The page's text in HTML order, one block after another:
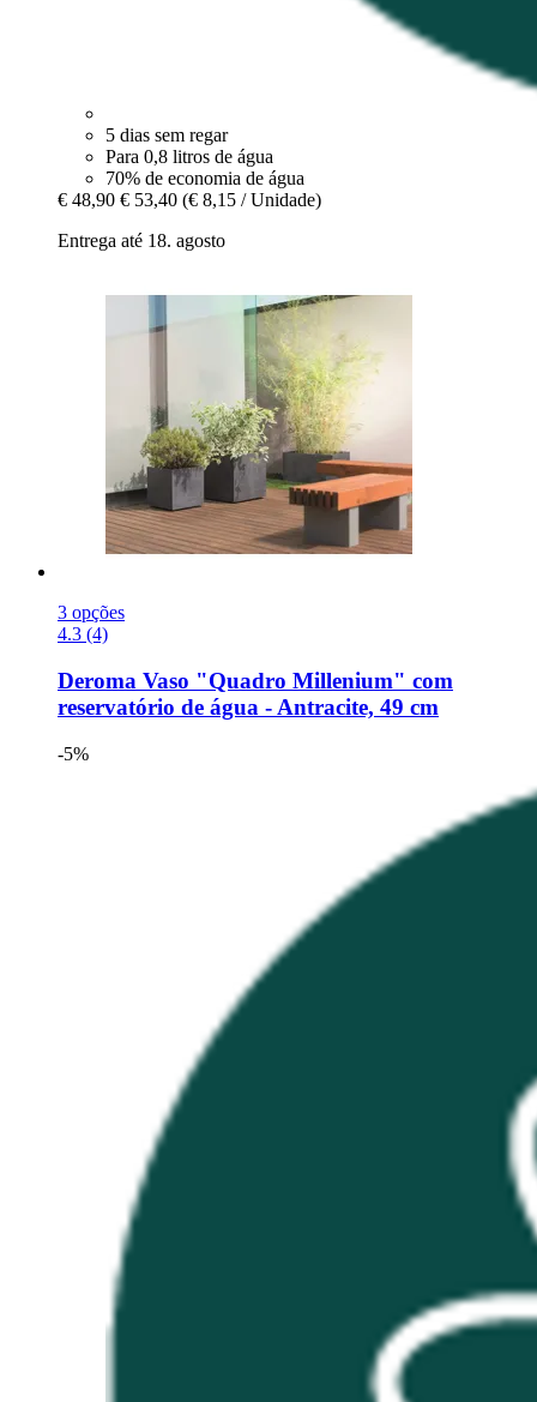
5 dias sem regar
Para 0,8 litros de água
70% de economia de água
€ 48,90 € 53,40 (€ 8,15 / Unidade)
Entrega até 18. agosto
3 opções
4.3 (4)
Deroma Vaso "Quadro Millenium" com
reservatório de água -​ Antracite, 49 cm
-5%